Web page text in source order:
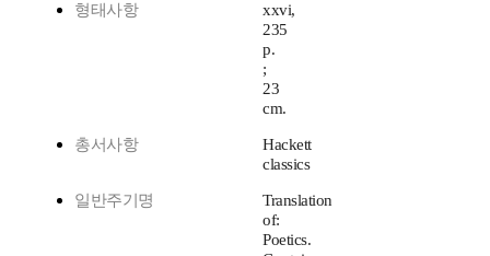
형태사항
xxvi,
235
p.
;
23
cm.
총서사항
Hackett
classics
일반주기명
Translation
of:
Poetics.